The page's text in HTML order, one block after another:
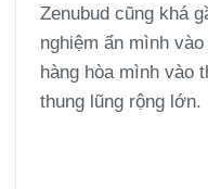
Zenubud cũng khá
nghiệm ẩn mình
hàng hòa mình vào
thung lũng rộng lớn.